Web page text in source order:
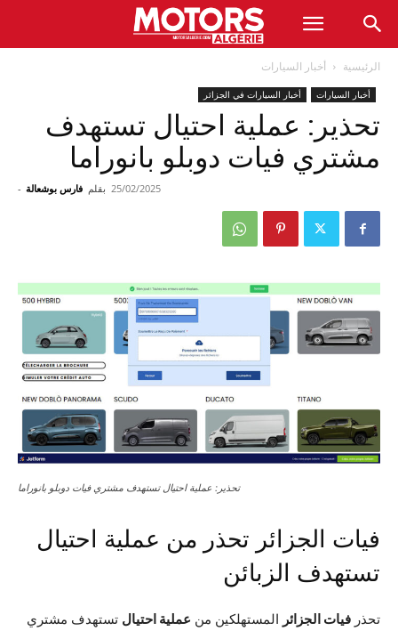
الرئيسية أخبار السيارات
أخبار السيارات أخبار السيارات في الجزائر
تحذير: عملية احتيال تستهدف
مشتري فيات دوبلو بانوراما
بقلم فارس بوشعالة - 25/02/2025
تحذير: عملية احتيال تستهدف مشتري فيات دوبلو بانوراما
فيات الجزائر تحذر من عملية احتيال
تستهدف الزبائن
تحذر فيات الجزائر المستهلكين من عملية احتيال تستهدف مشتري